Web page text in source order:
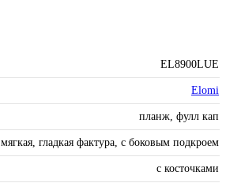
EL8900LUE
Elomi
планж, фулл кап
мягкая, гладкая фактура, с боковым подкроем
с косточками